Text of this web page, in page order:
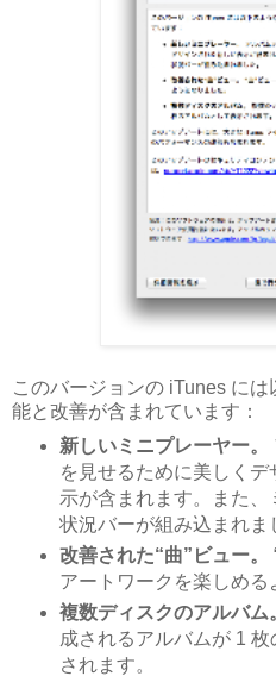
このバージョンの iTunes に
能と改善が含まれています：
新しいミニプレーヤー。
を見せるために美しく
示が含まれます。また
状況バーが組み込まれま
改善された“曲”ビュー。
アートワークを楽しめる
複数ディスクのアルバム
成されるアルバムが 1
されます。